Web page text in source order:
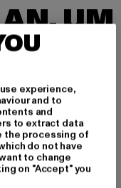
UM
BLEI
an und
aktuelle Tre
von DefShop p
experience,
and to
and
to extract data
the processing of
do not have
to change
on "Accept" you